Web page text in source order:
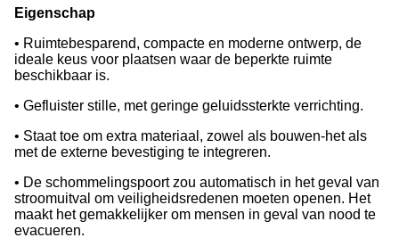
Eigenschap
• Ruimtebesparend, compacte en moderne ontwerp, de
ideale keus voor plaatsen waar de beperkte ruimte
beschikbaar is.
• Gefluister stille, met geringe geluidssterkte verrichting.
• Staat toe om extra materiaal, zowel als bouwen-het als
met de externe bevestiging te integreren.
• De schommelingspoort zou automatisch in het geval van
stroomuitval om veiligheidsredenen moeten openen. Het
maakt het gemakkelijker om mensen in geval van nood te
evacueren.